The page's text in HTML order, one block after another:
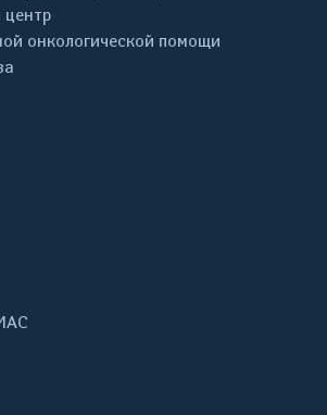
онкологической помощи